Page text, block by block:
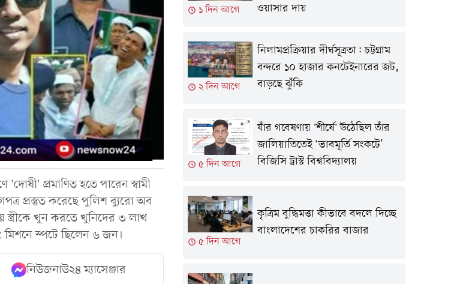
'দোষী' প্রমাণিত হতে পারেন স্বামী
প্রস্তুত করেছে পুলিশ ব্যুরো অব
খুন করতে খুনিদের ৩ লাখ
মিশনে স্পটে ছিলেন ৬ জন।
নিউজনাউ২৪ ম্যাসেঞ্জার
১ দিন আগে
ওয়াসার দায়
২ দিন আগে
নিলামপ্রক্রিয়ার দীর্ঘসূত্রতা: চট্টগ্রাম
বন্দরে ১০ হাজার কনটেইনারের জট,
বাড়ছে ঝুঁকি
৫ দিন আগে
যাঁর গবেষণায় 'শীর্ষে' উঠেছিল তাঁর
জালিয়াতিতেই ‘ভাবমূর্তি সংকটে’
বিজিসি ট্রাস্ট বিশ্ববিদ্যালয়
৫ দিন আগে
কৃত্রিম বুদ্ধিমত্তা কীভাবে বদলে দিচ্ছে
বাংলাদেশের চাকরির বাজার